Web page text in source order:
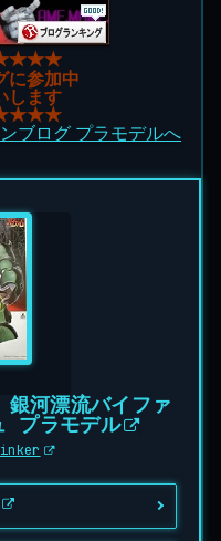
に参加中
します
銀河漂流バイファ
プラモデル